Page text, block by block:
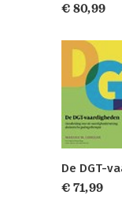
€ 80,99
De DGT-
€ 71,99